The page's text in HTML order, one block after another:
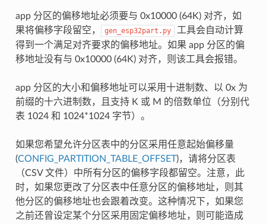
app 分区的偏移地址必须要与 0x10000 (64K) 对齐，如
果将偏移字段留空，
gen_esp32part.py
工具会自动计算
得到一个满足对齐要求的偏移地址。如果 app 分区的偏
移地址没有与 0x10000 (64K) 对齐，则该工具会报错。
app 分区的大小和偏移地址可以采用十进制数、以 0x 为
前缀的十六进制数，且支持 K 或 M 的倍数单位（分别代
表 1024 和 1024*1024 字节）。
如果您希望允许分区表中的分区采用任意起始偏移量
(CONFIG_PARTITION_TABLE_OFFSET)，请将分区表
（CSV 文件）中所有分区的偏移字段都留空。注意，此
时，如果您更改了分区表中任意分区的偏移地址，则其
他分区的偏移地址也会跟着改变。这种情况下，如果您
之前还曾设定某个分区采用固定偏移地址，则可能造成